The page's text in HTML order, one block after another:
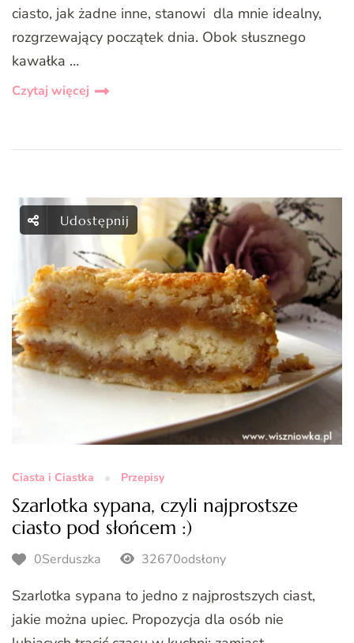
ciasto, jak żadne inne, stanowi dla mnie idealny,
rozgrzewający początek dnia. Obok słusznego
kawałka …
Czytaj więcej
Udostępnij
Ciasta i Ciastka Przepisy
Szarlotka sypana, czyli najprostsze
ciasto pod słońcem :)
0Serduszka 32670odsłony
Szarlotka sypana to jedno z najprostszych ciast,
jakie można upiec. Propozycja dla osób nie